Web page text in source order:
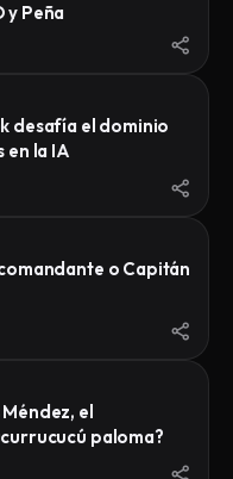
y Peña
desafía el dominio
en la IA
o Capitán
el
paloma?